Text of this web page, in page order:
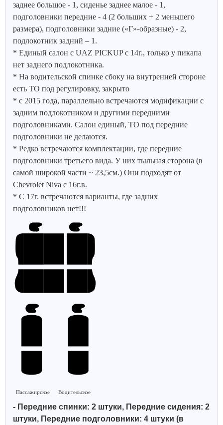
заднее большое - 1, сиденье заднее малое - 1,
подголовники передние - 4 (2 больших + 2 меньшего
размера), подголовники задние («Г»-образные) - 2,
подлокотник задний – 1.
* Единый салон с UAZ PICKUP с 14г., только у пикапа
нет заднего подлокотника.
* На водительской спинке сбоку на внутренней стороне
есть ТО под регулировку, закрыто
* с 2015 года, параллельно встречаются модификации с
задним подлокотником и другими передними
подголовниками. Салон единый, ТО под передние
подголовники не делаются.
* Редко встречаются комплектации, где передние
подголовники третьего вида. У них тыльная сторона (в
самой широкой части ~ 23,5см.) Они подходят от
Chevrolet Niva с 16г.в.
* С 17г. встречаются варианты, где задних
подголовников нет!!!
Пассажирское Водительское
- Передние спинки: 2 штуки, Передние сидения: 2
штуки, Передние подголовники: 4 штуки (в